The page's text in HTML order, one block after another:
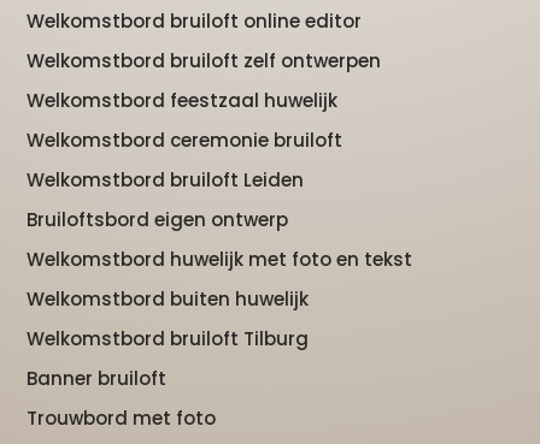
Welkomstbord bruiloft online editor
Welkomstbord bruiloft zelf ontwerpen
Welkomstbord feestzaal huwelijk
Welkomstbord ceremonie bruiloft
Welkomstbord bruiloft Leiden
Bruiloftsbord eigen ontwerp
Welkomstbord huwelijk met foto en tekst
Welkomstbord buiten huwelijk
Welkomstbord bruiloft Tilburg
Banner bruiloft
Trouwbord met foto